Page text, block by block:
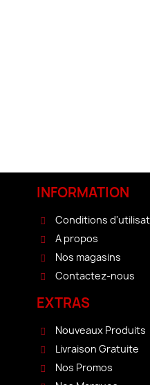
INFORMATION
Conditions
A propos
Nos magasins
Contactez-nous
EXTRAS
Nouveaux Produits
Livraison Gratuite
Nos Promos